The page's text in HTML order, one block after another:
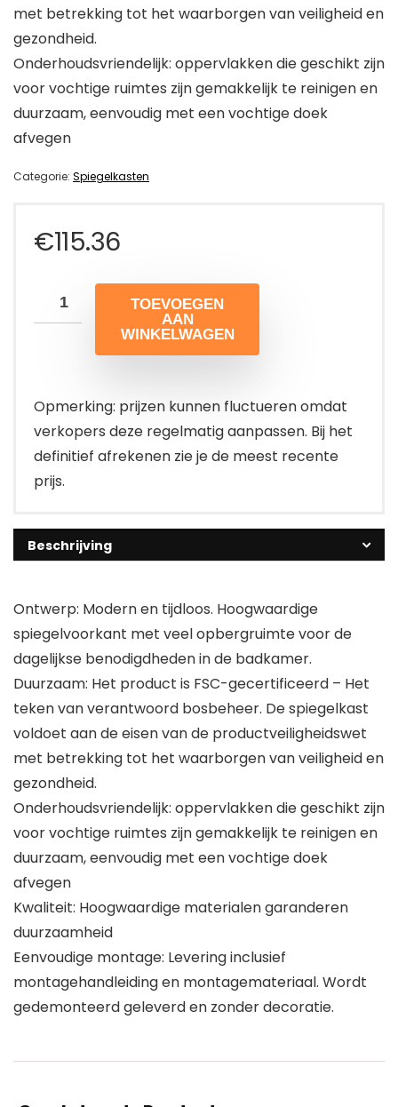
met betrekking tot het waarborgen van veiligheid en
gezondheid.
Onderhoudsvriendelijk: oppervlakken die geschikt zijn
voor vochtige ruimtes zijn gemakkelijk te reinigen en
duurzaam, eenvoudig met een vochtige doek
afvegen
Categorie: Spiegelkasten
€115.36
TOEVOEGEN
AAN
WINKELWAGEN
Opmerking: prijzen kunnen fluctueren omdat
verkopers deze regelmatig aanpassen. Bij het
definitief afrekenen zie je de meest recente
prijs.
Beschrijving
Ontwerp: Modern en tijdloos. Hoogwaardige
spiegelvoorkant met veel opbergruimte voor de
dagelijkse benodigdheden in de badkamer.
Duurzaam: Het product is FSC-gecertificeerd – Het
teken van verantwoord bosbeheer. De spiegelkast
voldoet aan de eisen van de productveiligheidswet
met betrekking tot het waarborgen van veiligheid en
gezondheid.
Onderhoudsvriendelijk: oppervlakken die geschikt zijn
voor vochtige ruimtes zijn gemakkelijk te reinigen en
duurzaam, eenvoudig met een vochtige doek
afvegen
Kwaliteit: Hoogwaardige materialen garanderen
duurzaamheid
Eenvoudige montage: Levering inclusief
montagehandleiding en montagemateriaal. Wordt
gedemonteerd geleverd en zonder decoratie.